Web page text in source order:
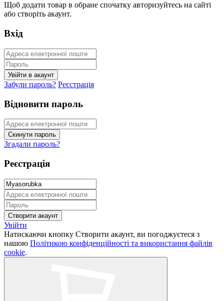
Щоб додати товар в обране спочатку авторизуйтесь на сайті
або створіть акаунт.
Вхід
Забули пароль? Реєстрація
Відновити пароль
Згадали пароль?
Реєстрація
Увійти
Натискаючи кнопку Створити акаунт, ви погоджуєтеся з
нашою Політикою конфіденційності та використання файлів
cookie.